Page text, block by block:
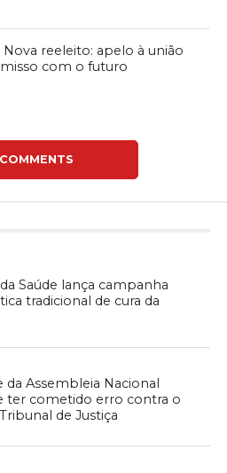
Nova reeleito: apelo à união
com o futuro
Saúde lança campanha
tradicional de cura da
da Assembleia Nacional
ter cometido erro contra o
de Justiça